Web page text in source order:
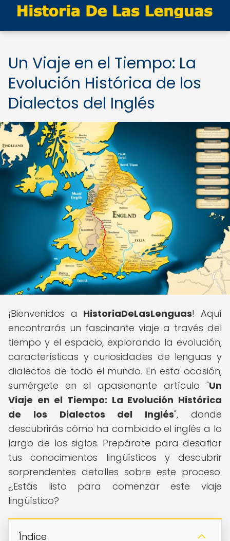
Un Viaje en el Tiempo: La
Evolución Histórica de los
Dialectos del Inglés
¡Bienvenidos a HistoriaDeLasLenguas! Aquí
encontrarás un fascinante viaje a través del
tiempo y el espacio, explorando la evolución,
características y curiosidades de lenguas y
dialectos de todo el mundo. En esta ocasión,
sumérgete en el apasionante artículo "Un
Viaje en el Tiempo: La Evolución Histórica
de los Dialectos del Inglés", donde
descubrirás cómo ha cambiado el inglés a lo
largo de los siglos. Prepárate para desafiar
tus conocimientos lingüísticos y descubrir
sorprendentes detalles sobre este proceso.
¿Estás listo para comenzar este viaje
lingüístico?
Índice